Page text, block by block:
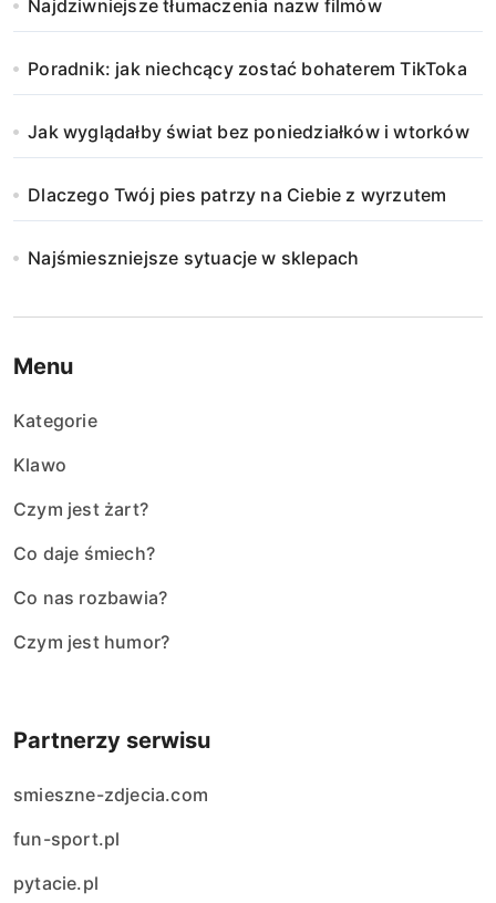
Najdziwniejsze tłumaczenia nazw filmów
Poradnik: jak niechcący zostać bohaterem TikToka
Jak wyglądałby świat bez poniedziałków i wtorków
Dlaczego Twój pies patrzy na Ciebie z wyrzutem
Najśmieszniejsze sytuacje w sklepach
Menu
Kategorie
Klawo
Czym jest żart?
Co daje śmiech?
Co nas rozbawia?
Czym jest humor?
Partnerzy serwisu
smieszne-zdjecia.com
fun-sport.pl
pytacie.pl